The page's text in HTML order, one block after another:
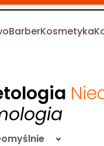
BarberKosmetyka